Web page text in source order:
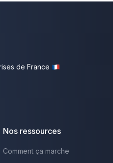
de France
Nos ressources
Comment ça marche